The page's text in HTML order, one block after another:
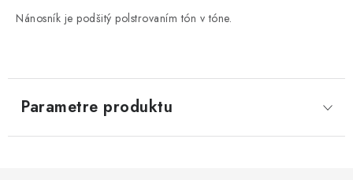
Nánosník je podšitý polstrovaním tón v tóne.
Parametre produktu